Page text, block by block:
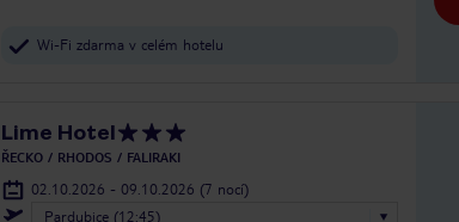
Wi-Fi zdarma v celém hotelu
Lime Hotel
ŘECKO RHODOS FALIRAKI
02.10.2026 - 09.10.2026 (7 nocí)
Pardubice (12:45)